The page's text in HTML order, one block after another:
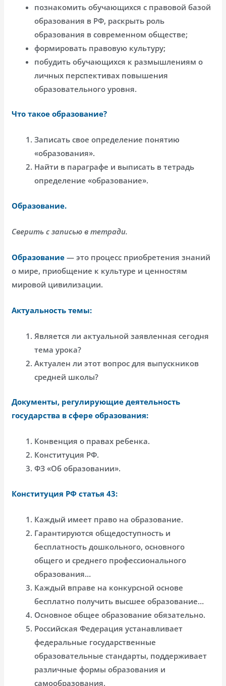
познакомить обучающихся с правовой базой
образования в РФ, раскрыть роль
образования в современном обществе;
формировать правовую культуру;
побудить обучающихся к размышлениям о
личных перспективах повышения
образовательного уровня.
Что такое образование?
Записать свое определение понятию
«образования».
Найти в параграфе и выписать в тетрадь
определение «образование».
Образование.
Сверить с записью в тетради.
Образование— это процесс приобретения знаний
о мире, приобщение к культуре и ценностям
мировой цивилизации.
Актуальность темы:
Является ли актуальной заявленная сегодня
тема урока?
Актуален ли этот вопрос для выпускников
средней школы?
Документы, регулирующие деятельность
государства в сфере образования:
Конвенция о правах ребенка.
Конституция РФ.
ФЗ «Об образовании».
Конституция РФ статья 43:
Каждый имеет право на образование.
Гарантируются общедоступность и
бесплатность дошкольного, основного
общего и среднего профессионального
образования…
Каждый вправе на конкурсной основе
бесплатно получить высшее образование…
Основное общее образование обязательно.
Российская Федерация устанавливает
федеральные государственные
образовательные стандарты, поддерживает
различные формы образования и
самообразования.